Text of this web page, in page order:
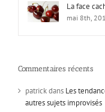
La face
mai 8th,
Commentaires récents
patrickdans Les
autres sujets improvisés